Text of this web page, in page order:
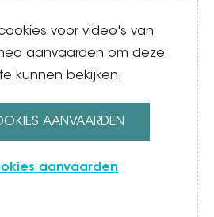
voor video's van
aanvaarden om deze
kunnen bekijken.
AANVAARDEN
aanvaarden